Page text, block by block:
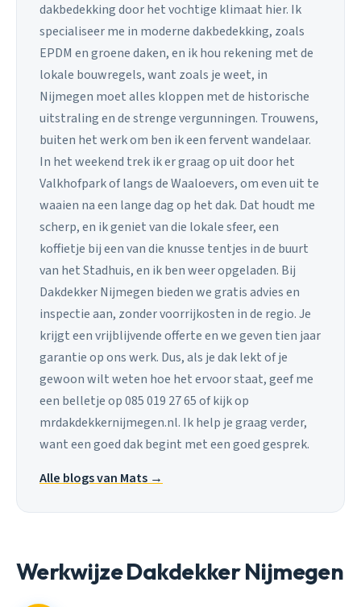
dakbedekking door het vochtige klimaat hier. Ik
specialiseer me in moderne dakbedekking, zoals
EPDM en groene daken, en ik hou rekening met de
lokale bouwregels, want zoals je weet, in
Nijmegen moet alles kloppen met de historische
uitstraling en de strenge vergunningen. Trouwens,
buiten het werk om ben ik een fervent wandelaar.
In het weekend trek ik er graag op uit door het
Valkhofpark of langs de Waaloevers, om even uit te
waaien na een lange dag op het dak. Dat houdt me
scherp, en ik geniet van die lokale sfeer, een
koffietje bij een van die knusse tentjes in de buurt
van het Stadhuis, en ik ben weer opgeladen. Bij
Dakdekker Nijmegen bieden we gratis advies en
inspectie aan, zonder voorrijkosten in de regio. Je
krijgt een vrijblijvende offerte en we geven tien jaar
garantie op ons werk. Dus, als je dak lekt of je
gewoon wilt weten hoe het ervoor staat, geef me
een belletje op 085 019 27 65 of kijk op
mrdakdekkernijmegen.nl. Ik help je graag verder,
want een goed dak begint met een goed gesprek.
Alle blogs van Mats →
Werkwijze Dakdekker Nijmegen